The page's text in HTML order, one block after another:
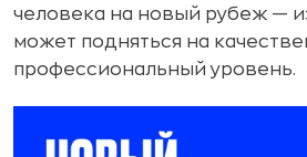
человека на новый рубеж —
может подняться на
профессиональный уровень.